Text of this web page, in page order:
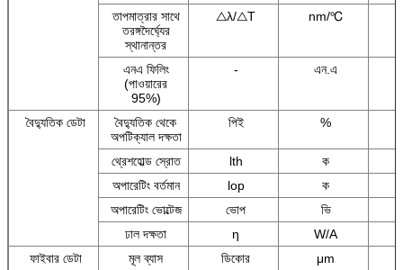
তাপমাত্রার সাথে
তরঙ্গদৈর্ঘ্যের
স্থানান্তর
△λ/△T nm/℃
এনএ ফিলিং
(পাওয়ারের
95%)
- এন.এ
বৈদ্যুতিক ডেটা
বৈদ্যুতিক থেকে
অপটিক্যাল দক্ষতা
পিই %
থ্রেশহোল্ড স্রোত lth
ক
অপারেটিং বর্তমান
lop
ক
অপারেটিং ভোল্টেজ
ভোপ
ভি
ঢাল দক্ষতা
η
W/A
ফাইবার ডেটা
মূল ব্যাস ডিকোর
μm